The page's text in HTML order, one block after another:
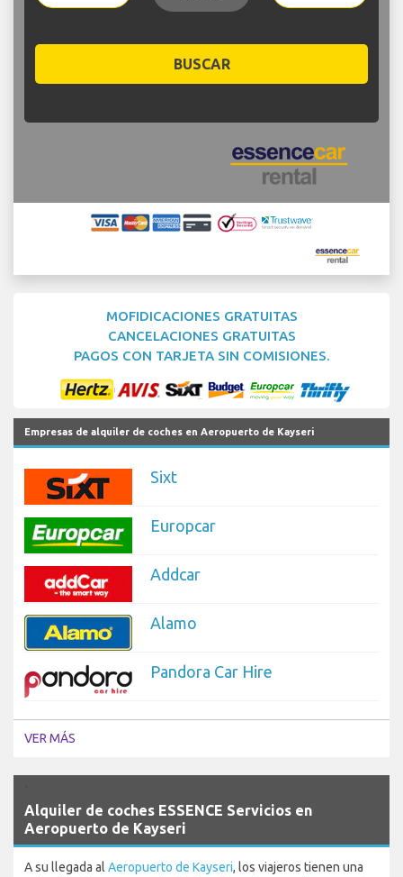
BUSCAR
MOFIDICACIONES GRATUITAS
CANCELACIONES GRATUITAS
PAGOS CON TARJETA SIN COMISIONES.
Empresas de alquiler de coches en Aeropuerto de Kayseri
Sixt
Europcar
Addcar
Alamo
Pandora Car Hire
VER MÁS
Alquiler de coches ESSENCE Servicios en
Aeropuerto de Kayseri
A su llegada al Aeropuerto de Kayseri, los viajeros tienen una